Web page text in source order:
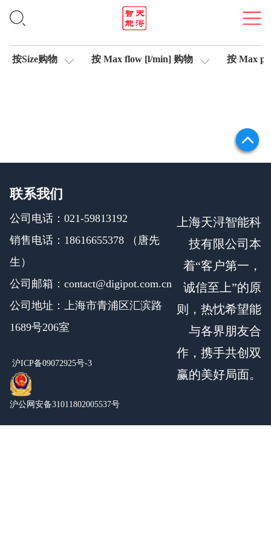
集成式放大器
按Size购物 按 Max flow [l/min] 购物 按 Max
联系我们
公司电话：021-59813192
销售电话：18616655378 （唐先
生）
公司邮箱：contact@digipot.com.cn
公司地址：上海市青浦区汇滨路
1689号206室
沪ICP备09072925号-3
沪公网安备31011802005537号
上海天浔智能科
技有限公司本
着“客户第一，
诚信至上”的原
则，热忱希望能
与各界朋友合
作，携手共创双
赢的美好局面。